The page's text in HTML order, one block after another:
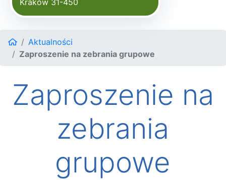
Kraków 31-450
Aktualności
Zaproszenie na zebrania grupowe
Zaproszenie na
zebrania
grupowe